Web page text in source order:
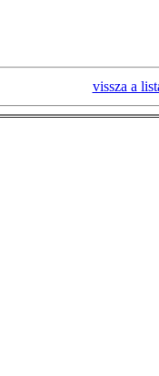
vissza a